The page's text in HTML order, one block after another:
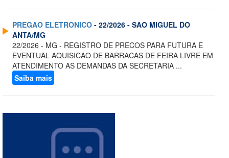
PREGAO ELETRONICO - 22/2026 - SAO MIGUEL DO
ANTA/MG
22/2026 - MG - REGISTRO DE PRECOS PARA FUTURA E
EVENTUAL AQUISICAO DE BARRACAS DE FEIRA LIVRE EM
ATENDIMENTO AS DEMANDAS DA SECRETARIA ...
Saiba mais